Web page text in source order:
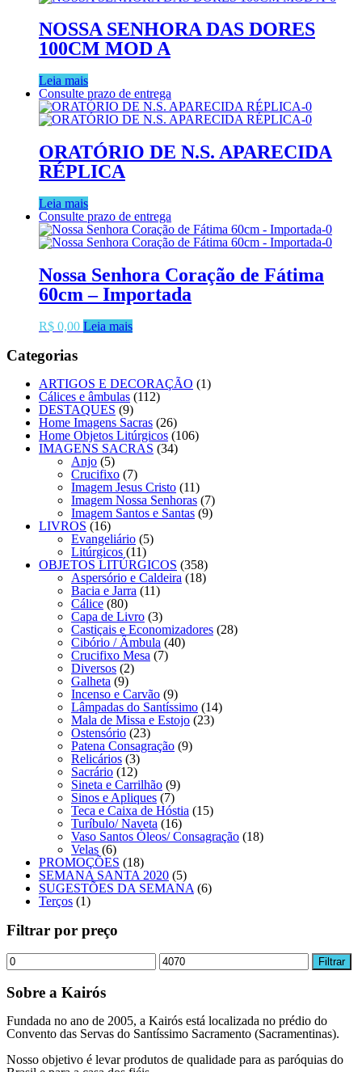
NOSSA SENHORA DAS DORES
100CM MOD A
Leia mais
Consulte prazo de entrega
ORATÓRIO DE N.S. APARECIDA
RÉPLICA
Leia mais
Consulte prazo de entrega
Nossa Senhora Coração de Fátima
60cm – Importada
R$ 0,00 Leia mais
Categorias
ARTIGOS E DECORAÇÃO (1)
Cálices e âmbulas (112)
DESTAQUES (9)
Home Imagens Sacras (26)
Home Objetos Litúrgicos (106)
IMAGENS SACRAS (34)
Anjo (5)
Crucifixo (7)
Imagem Jesus Cristo (11)
Imagem Nossa Senhoras (7)
Imagem Santos e Santas (9)
LIVROS (16)
Evangeliário (5)
Litúrgicos (11)
OBJETOS LITÚRGICOS (358)
Aspersório e Caldeira (18)
Bacia e Jarra (11)
Cálice (80)
Capa de Livro (3)
Castiçais e Economizadores (28)
Cibório / Âmbula (40)
Crucifixo Mesa (7)
Diversos (2)
Galheta (9)
Incenso e Carvão (9)
Lâmpadas do Santíssimo (14)
Mala de Missa e Estojo (23)
Ostensório (23)
Patena Consagração (9)
Relicários (3)
Sacrário (12)
Sineta e Carrilhão (9)
Sinos e Apliques (7)
Teca e Caixa de Hóstia (15)
Turíbulo/ Naveta (16)
Vaso Santos Óleos/ Consagração (18)
Velas (6)
PROMOÇÕES (18)
SEMANA SANTA 2020 (5)
SUGESTÕES DA SEMANA (6)
Terços (1)
Filtrar por preço
Preço
mínimo
Preço
máximo
Filtrar
Sobre a Kairós
Fundada no ano de 2005, a Kairós está localizada no prédio do
Convento das Servas do Santíssimo Sacramento (Sacramentinas).
Nosso objetivo é levar produtos de qualidade para as paróquias do